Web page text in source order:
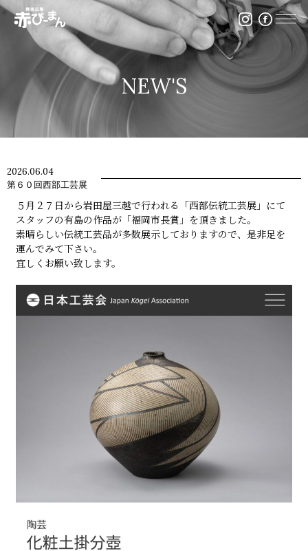
イベント・出張陶芸・体験陶芸は福岡市の陶芸教室赤
NEW'S
2026.06.04
第６０回西部工芸展
５月２７日から岩田屋三越で行われる「西部伝統工芸展」にて
スタッフの有島の作品が「福岡市長賞」を頂きました。
素晴らしい伝統工芸品が多数展示しておりますので、是非足を
運んでみて下さい。
宜しくお願い致します。